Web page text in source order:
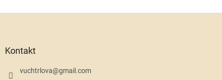
Kontakt
vuchtrlova@gmail.com